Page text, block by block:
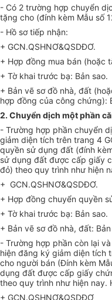
- Có 2 trường hợp chuyển
tặng cho (đính kèm Mẫu số
- Hồ sơ tiếp nhận:
+ GCN.QSHNƠ&QSDĐƠ.
+ Hợp đồng mua bán (hoặc
+ Tờ khai trước bạ: Bản sao.
+ Bản vẽ sơ đồ nhà, đất
hợp đồng của công chứng):
2. Chuyển dịch một phần
- Trường hợp phần chuyển
giảm diện tích trên trang 4
quyền sử dụng đất (đính
sử dụng đất được cấp giấy
đỏ) theo quy trình như hiện
+ GCN.QSHNƠ&QSDĐƠ.
+ Hợp đồng chuyển quyền
+ Tờ khai trước bạ: Bản sao.
+ Bản vẽ sơ đồ nhà, đất:
- Trường hợp phần còn lại
hiện đăng ký giảm diện tích
cho người bán (Đính kèm
dụng đất được cấp giấy
theo quy trình như hiện nay.
+ GCN.QSHNƠ&QSDĐƠ